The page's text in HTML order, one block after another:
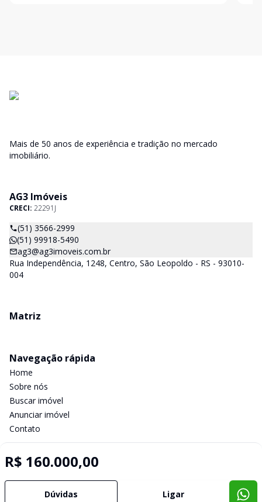
R$ 160.000,00
Dúvidas Ligar
Mais de 50 anos de experiência e tradição no mercado
imobiliário.
AG3 Imóveis
CRECI: 22291J
(51) 3566-2999
(51) 99918-5490
ag3@ag3imoveis.com.br
Rua Independência, 1248, Centro, São Leopoldo - RS - 93010-
004
Matriz
Navegação rápida
Home
Sobre nós
Buscar imóvel
Anunciar imóvel
Contato
Selo de Tecnologia Loft